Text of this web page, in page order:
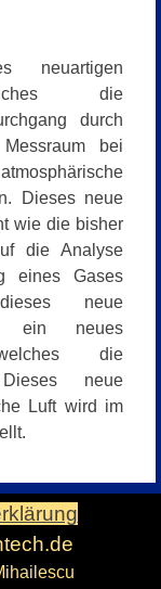
neuartigen
die
durch
bei
Dieses neue
wie die bisher
die Analyse
eines Gases
neue
ein neues
die
neue
Luft wird im